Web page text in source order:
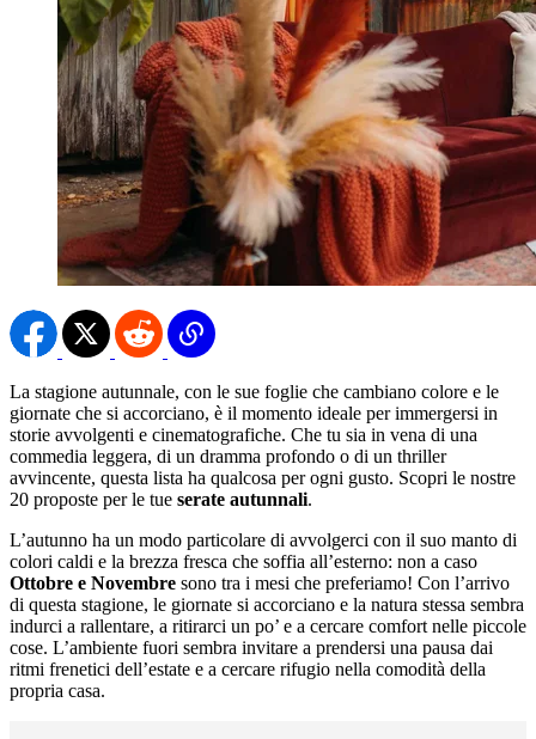
La stagione autunnale, con le sue foglie che cambiano colore e le
giornate che si accorciano, è il momento ideale per immergersi in
storie avvolgenti e cinematografiche. Che tu sia in vena di una
commedia leggera, di un dramma profondo o di un thriller
avvincente, questa lista ha qualcosa per ogni gusto. Scopri le nostre
20 proposte per le tue serate autunnali.
L’autunno ha un modo particolare di avvolgerci con il suo manto di
colori caldi e la brezza fresca che soffia all’esterno: non a caso
Ottobre e Novembre sono tra i mesi che preferiamo! Con l’arrivo
di questa stagione, le giornate si accorciano e la natura stessa sembra
indurci a rallentare, a ritirarci un po’ e a cercare comfort nelle piccole
cose. L’ambiente fuori sembra invitare a prendersi una pausa dai
ritmi frenetici dell’estate e a cercare rifugio nella comodità della
propria casa.